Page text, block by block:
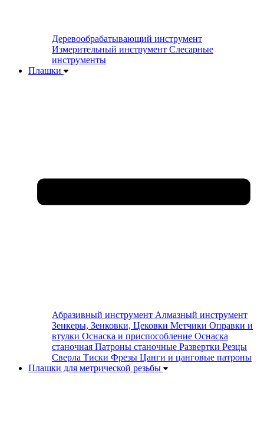
Деревообрабатывающий инструмент
Измерительный инструмент Слесарные
инструменты
Плашки
Абразивный инструмент Алмазный инструмент
Зенкеры, Зенковки, Цековки Метчики Оправки и
втулки Оснаска и приспособление Оснаска
станочная Патроны станочные Развертки Резцы
Сверла Тиски Фрезы Цанги и цанговые патроны
Плашки для метрической резьбы